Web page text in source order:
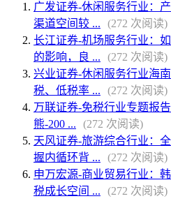
广发证券-休闲服务行业：
渠道空间较 ...
(272 次阅读)
长江证券-机场服务行业：
的影响，良 ...
(272 次阅读)
兴业证券-休闲服务行业海
税、低税率 ...
(272 次阅读)
万联证券-免税行业专题报
熊-200 ...
(272 次阅读)
天风证券-旅游综合行业：
握内循环背 ...
(272 次阅读)
申万宏源-商业贸易行业：
税成长空间 ...
(272 次阅读)